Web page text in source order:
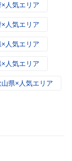
人気エリア
人気エリア
人気エリア
人気エリア
県×人気エリア